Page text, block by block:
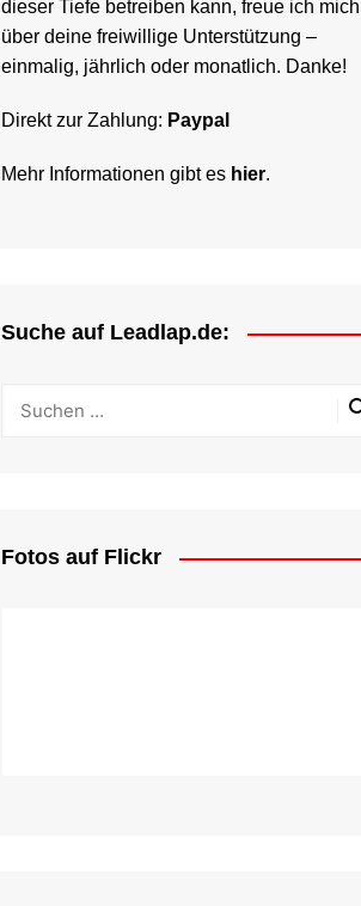
dieser Tiefe betreiben kann, freue ich mich
über deine freiwillige Unterstützung –
einmalig, jährlich oder monatlich. Danke!
Direkt zur Zahlung: Paypal
Mehr Informationen gibt es hier.
Suche auf Leadlap.de:
Fotos auf Flickr